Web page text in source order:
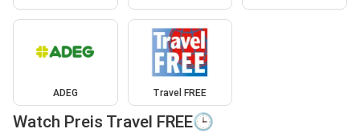
ADEG Travel FREE
Watch Preis Travel FREE🕒